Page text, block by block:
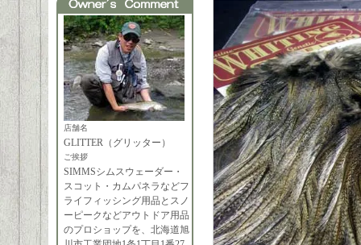
店舗名
GLITTER（グリッター）
ご挨拶
SIMMSシムスウェーダー・
スコット・カムパネラなどフ
ライフィッシング用品とスノ
ーピークなどアウトドア用品
のプロショップを、北海道旭